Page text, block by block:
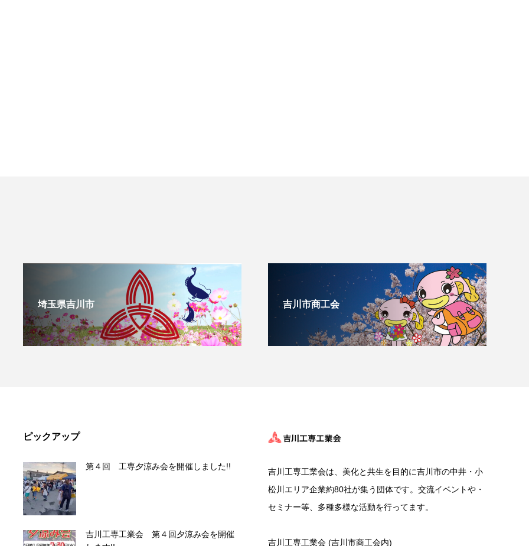
埼玉県吉川市 吉川市商工会
ピックアップ
第４回 工専夕涼み会を開催しました!!
吉川工専工業会 第４回夕涼み会を開催
吉川工専工業会は、美化と共生を目的に吉川市の中井・小
松川エリア企業約80社が集う団体です。交流イベントや・
セミナー等、多種多様な活動を行ってます。
吉川工専工業会 (吉川市商工会内)